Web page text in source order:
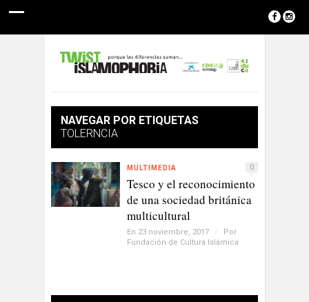
NAVEGAR POR ETIQUETAS
TOLERNCIA
MULTIMEDIA 0
Tesco y el reconocimiento
de una sociedad británica
multicultural
En 23 noviembre, 2017 /
Por
Fundación de Cultura Islámica